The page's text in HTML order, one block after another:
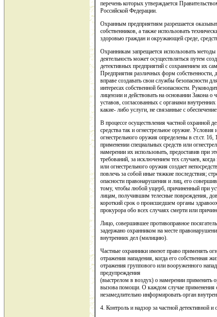
перечень которых утверждается
Российской Федерации.
Охранным предприятиям разрешается
собственников, а также использовать
здоровью граждан и окружающей среде,
Охранникам запрещается использовать
деятельность может осуществляться путем
детективных предприятий с сохранением их
Предприятия различных форм собственности,
вправе создавать свои службы безопасности
интересах собственной безопасности.
лицензии и действовать на основании Закона о
уставов, согласованных с органами
какие- либо услуги, не связанные с
В процессе осуществления частной охранной
средства так и огнестрельное оружие.
огнестрельного оружия определены в ст.ст.
применении специальных средств или
намерении их использовать, предоставив при
требований, за исключением тех случаев,
или огнестрельного оружия создает
повлечь за собой иные тяжкие последствия;
опасности правонарушения и лиц, его
тому, чтобы любой ущерб, причиненный при
лицам, получившим телесные повреждения,
короткий срок о происшедшем органы
прокурора обо всех случаях смерти или
Лицо, совершившее противоправное
задержано охранником на месте
внутренних дел (милицию).
Частные охранники имеют право применять
отражения нападения, когда его собственная
отражения группового или вооруженного
предупреждения
(выстрелом в воздух) о намерении применить
вызова помощи. О каждом случае применения
незамедлительно информировать орган
4. Контроль и надзор за частной детективной и